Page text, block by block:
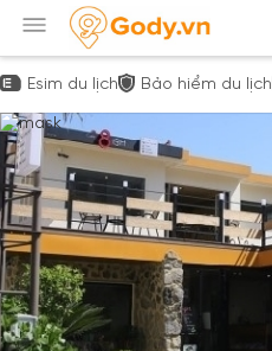
Esim du lịch Bảo hiểm du lịch